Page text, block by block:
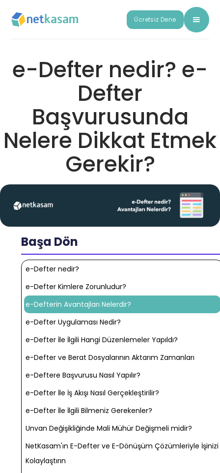
Ücretsiz Dene
e-Defter nedir? e-
Defter
Başvurusunda
Nelere Dikkat Etmek
Gerekir?
Başa Dön
e-Defter nedir?
e-Defter Kimlere Zorunludur?
e-Defterin Avantajları Nelerdir?
e-Defter Uygulaması Nedir?
e-Defter İle İlgili Hangi Düzenlemeler Yapıldı?
e-Defter ve Berat Dosyalarının Aktarım Zamanları
e-Deftere Başvurusu Nasıl Yapılır?
e-Defter İle İş Akışı Nasıl Gerçekleştirilir?
e-Defter İle İlgili Bilmeniz Gerekenler?
Unvan Değişikliğinde Mali Mühür Değişmeli midir?
NetKasam'ın E-Defter ve E-Dönüşüm Çözümleriyle İşinizi
Kolaylaştırın